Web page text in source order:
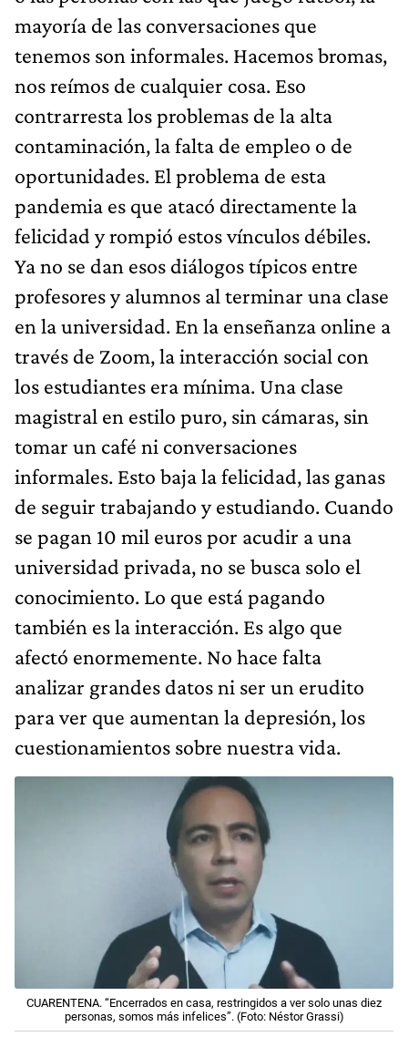
mayoría de las conversaciones que
tenemos son informales. Hacemos bromas,
nos reímos de cualquier cosa. Eso
contrarresta los problemas de la alta
contaminación, la falta de empleo o de
oportunidades. El problema de esta
pandemia es que atacó directamente la
felicidad y rompió estos vínculos débiles.
Ya no se dan esos diálogos típicos entre
profesores y alumnos al terminar una clase
en la universidad. En la enseñanza online a
través de Zoom, la interacción social con
los estudiantes era mínima. Una clase
magistral en estilo puro, sin cámaras, sin
tomar un café ni conversaciones
informales. Esto baja la felicidad, las ganas
de seguir trabajando y estudiando. Cuando
se pagan 10 mil euros por acudir a una
universidad privada, no se busca solo el
conocimiento. Lo que está pagando
también es la interacción. Es algo que
afectó enormemente. No hace falta
analizar grandes datos ni ser un erudito
para ver que aumentan la depresión, los
cuestionamientos sobre nuestra vida.
CUARENTENA. “Encerrados en casa, restringidos a ver solo unas diez
personas, somos más infelices”. (Foto: Néstor Grassi)